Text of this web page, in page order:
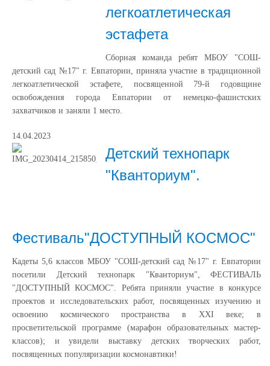
легкоатлетическая
эстафета
Сборная команда ребят МБОУ "СОШ-
детский сад №17" г. Евпатории, приняла участие в традиционной
легкоатлетической эстафете, посвященной 79-й годовщине
освобождения города Евпатории от немецко-фашистских
захватчиков и заняли 1 место.
14.04.2023
Детский технопарк
"Кванториум".
Фестиваль"ДОСТУПНЫЙ КОСМОС"
Кадеты 5,6 классов МБОУ "СОШ-детский сад №17" г. Евпатории
посетили Детский технопарк "Кванториум", ФЕСТИВАЛЬ
"ДОСТУПНЫЙ КОСМОС". Ребята приняли участие в конкурсе
проектов и исследовательских работ, посвященных изучению и
освоению космического пространства в XXI веке; в
просветительской программе (марафон образовательных мастер-
классов); и увидели выставку детских творческих работ,
посвященных популяризации космонавтики!